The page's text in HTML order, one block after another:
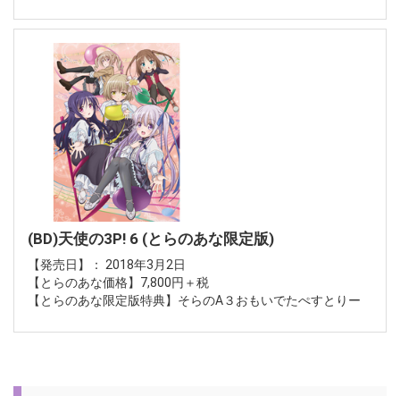
(BD)天使の3P! 6 (とらのあな限定版)
【発売日】： 2018年3月2日
【とらのあな価格】7,800円＋税
【とらのあな限定版特典】そらのA３おもいでたぺすとりー